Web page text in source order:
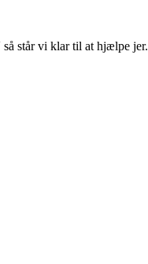
står vi klar til at hjælpe jer.